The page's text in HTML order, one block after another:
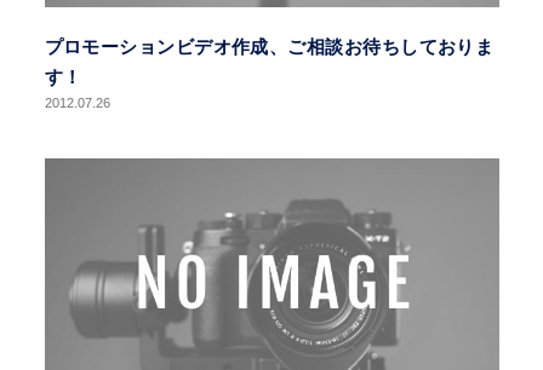
プロモーションビデオ作成、ご相談お待ちしておりま
す！
2012.07.26